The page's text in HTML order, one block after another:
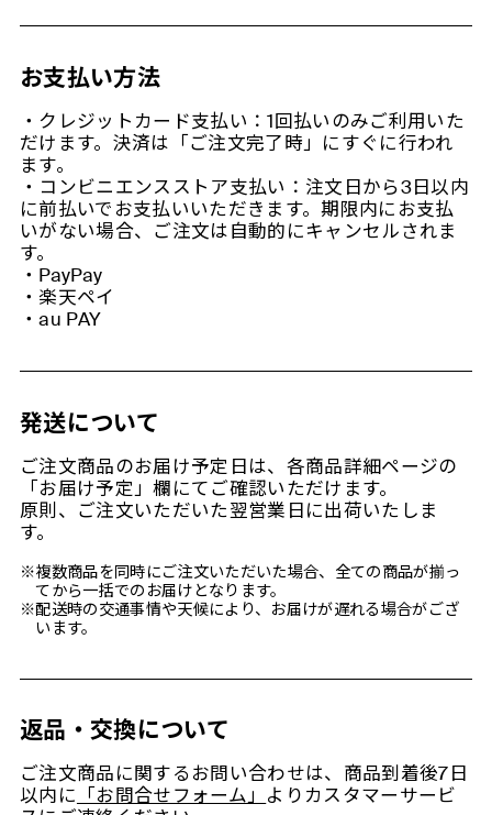
お支払い方法
・クレジットカード支払い：1回払いのみご利用いた
だけます。決済は「ご注文完了時」にすぐに行われ
ます。
・コンビニエンスストア支払い：注文日から3日以内
に前払いでお支払いいただきます。期限内にお支払
いがない場合、ご注文は自動的にキャンセルされま
す。
・PayPay
・楽天ペイ
・au PAY
発送について
ご注文商品のお届け予定日は、各商品詳細ページの
「お届け予定」欄にてご確認いただけます。
原則、ご注文いただいた翌営業日に出荷いたしま
す。
※複数商品を同時にご注文いただいた場合、全ての商品が揃っ
てから一括でのお届けとなります。
※配送時の交通事情や天候により、お届けが遅れる場合がござ
います。
返品・交換について
ご注文商品に関するお問い合わせは、商品到着後7日
以内に
「お問合せフォーム」
よりカスタマーサービ